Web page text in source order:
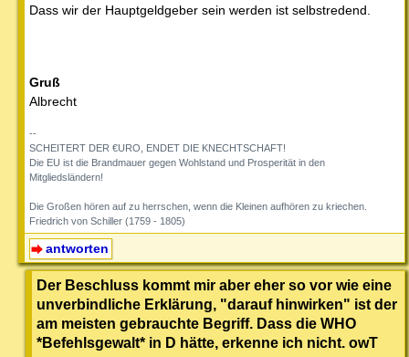
Dass wir der Hauptgeldgeber sein werden ist selbstredend.
Gruß
Albrecht
--
SCHEITERT DER €URO, ENDET DIE KNECHTSCHAFT!
Die EU ist die Brandmauer gegen Wohlstand und Prosperität in den
Mitgliedsländern!
Die Großen hören auf zu herrschen, wenn die Kleinen aufhören zu kriechen.
Friedrich von Schiller (1759 - 1805)
antworten
Der Beschluss kommt mir aber eher so vor wie eine
unverbindliche Erklärung, "darauf hinwirken" ist der
am meisten gebrauchte Begriff. Dass die WHO
*Befehlsgewalt* in D hätte, erkenne ich nicht. owT